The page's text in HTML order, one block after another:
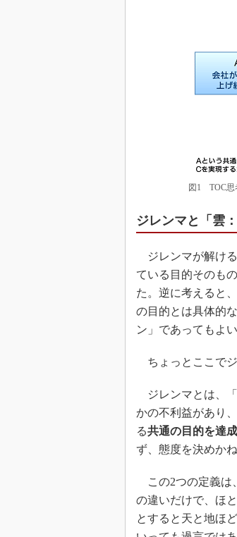
図1 TOC思
ジレンマと「雲
ジレンマが解け
ている目的そのも
た。逆に考えると
の目的とは具体的
ン」であってもよい
ちょっとここでジ
ジレンマとは、
かの不利益があり
る共通の目的を達
ず、態度を決めか
この2つの定義は
の違いだけで、ほ
とすると天と地ほ